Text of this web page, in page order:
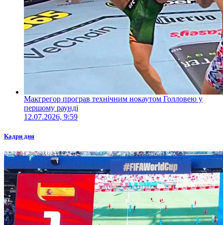
Макгрегор програв технічним нокаутом Голловею у
першому раунді
12.07.2026, 9:59
Кадри дня